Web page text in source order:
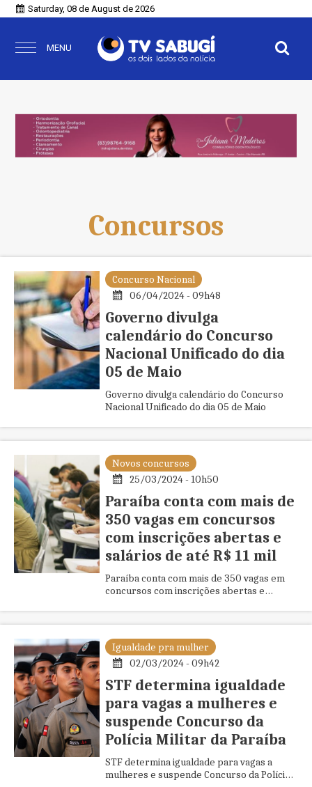
Saturday, 08 de August de 2026
MENU
Concursos
Concurso Nacional
06/04/2024 - 09h48
Governo divulga
calendário do Concurso
Nacional Unificado do dia
05 de Maio
Governo divulga calendário do Concurso
Nacional Unificado do dia 05 de Maio
Novos concursos
25/03/2024 - 10h50
Paraíba conta com mais de
350 vagas em concursos
com inscrições abertas e
salários de até R$ 11 mil
Paraíba conta com mais de 350 vagas em
concursos com inscrições abertas e
Igualdade pra mulher
02/03/2024 - 09h42
STF determina igualdade
para vagas a mulheres e
suspende Concurso da
Polícia Militar da Paraíba
STF determina igualdade para vagas a
mulheres e suspende Concurso da Polícia